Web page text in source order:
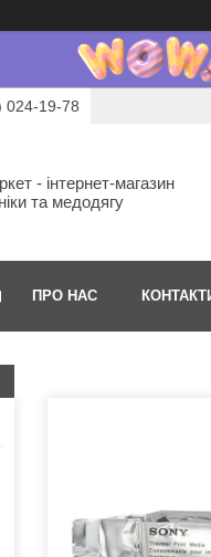
024-19-78
- інтернет-магазин
та медодягу
ПРО НАС